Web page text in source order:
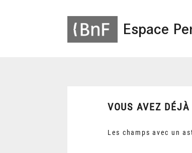
Espace
VOUS AVEZ
Les champs avec un